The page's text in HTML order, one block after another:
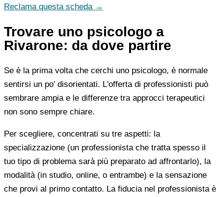
Reclama questa scheda →
Trovare uno psicologo a
Rivarone: da dove partire
Se è la prima volta che cerchi uno psicologo, è normale
sentirsi un po' disorientati. L'offerta di professionisti può
sembrare ampia e le differenze tra approcci terapeutici
non sono sempre chiare.
Per scegliere, concentrati su tre aspetti: la
specializzazione (un professionista che tratta spesso il
tuo tipo di problema sarà più preparato ad affrontarlo), la
modalità (in studio, online, o entrambe) e la sensazione
che provi al primo contatto. La fiducia nel professionista è